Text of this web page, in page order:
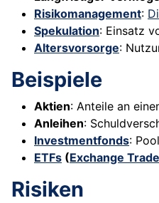
Risikomanagement:
Spekulation: Einsatz
Altersvorsorge:
Beispiele
Aktien: Anteile an
Anleihen:
Investmentfonds:
ETFs (Exchange
Risiken